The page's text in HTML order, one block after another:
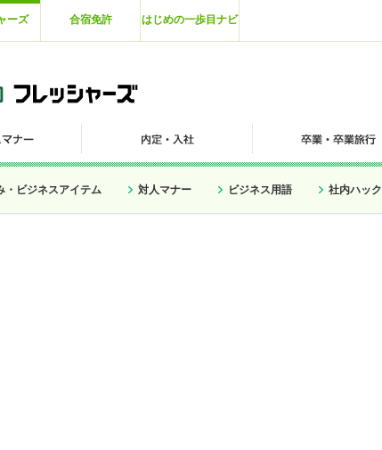
ーズ 合宿免許 はじめの一歩目ナビ
・ビジネスアイテム 対人マナー ビジネス用語 社内ハック